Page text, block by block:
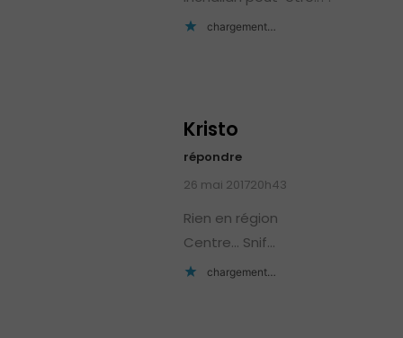
chargement…
Kristo
répondre
26 mai 201720h43
Rien en région
Centre… Snif…
chargement…